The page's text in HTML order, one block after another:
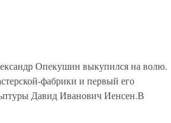
Опекушин выкупился на волю.
фабрики и первый его
Давид Иванович Иенсен.В